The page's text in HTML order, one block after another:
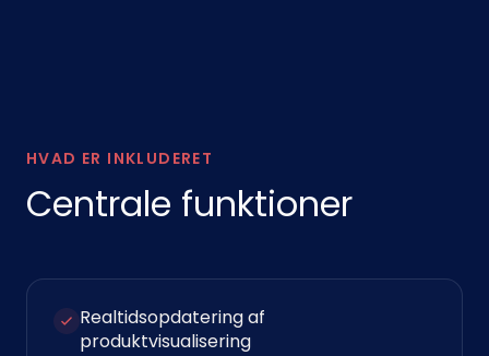
HVAD ER INKLUDERET
Centrale funktioner
Realtidsopdatering af
produktvisualisering